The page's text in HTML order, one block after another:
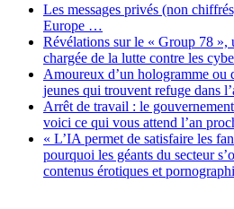
Les messages privés (non
Europe …
Révélations sur le « Group 78 »,
chargée de la lutte contre les
Amoureux d’un hologramme ou
jeunes qui trouvent refuge dans
Arrêt de travail : le
voici ce qui vous attend l’an
« L’IA permet de satisfaire les
pourquoi les géants du secteur
contenus érotiques et